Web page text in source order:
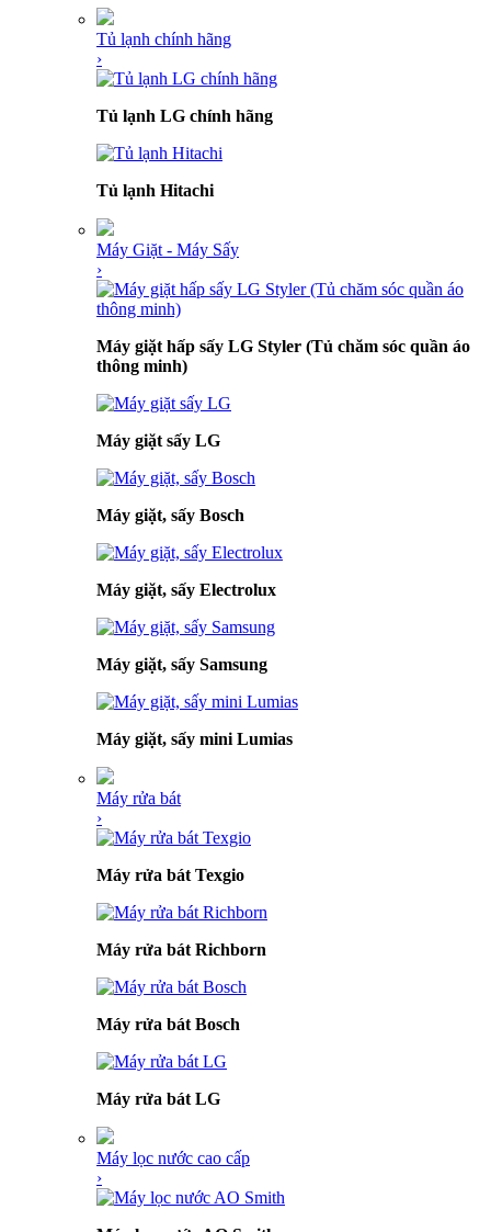
Tủ lạnh chính hãng
›
Tủ lạnh LG chính hãng
Tủ lạnh Hitachi
Máy Giặt - Máy Sấy
›
Máy giặt hấp sấy LG Styler (Tủ chăm sóc quần áo
thông minh)
Máy giặt sấy LG
Máy giặt, sấy Bosch
Máy giặt, sấy Electrolux
Máy giặt, sấy Samsung
Máy giặt, sấy mini Lumias
Máy rửa bát
›
Máy rửa bát Texgio
Máy rửa bát Richborn
Máy rửa bát Bosch
Máy rửa bát LG
Máy lọc nước cao cấp
›